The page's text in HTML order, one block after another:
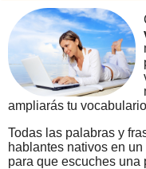
ampliarás tu
Todas las palabras y
hablantes nativos en un
para que escuches una